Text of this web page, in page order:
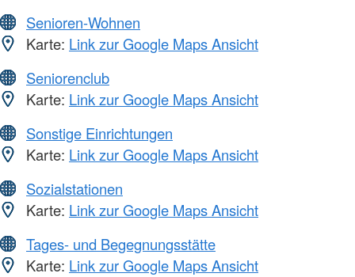
Senioren-Wohnen
Karte: Link zur Google Maps Ansicht
Seniorenclub
Karte: Link zur Google Maps Ansicht
Sonstige Einrichtungen
Karte: Link zur Google Maps Ansicht
Sozialstationen
Karte: Link zur Google Maps Ansicht
Tages- und Begegnungsstätte
Karte: Link zur Google Maps Ansicht